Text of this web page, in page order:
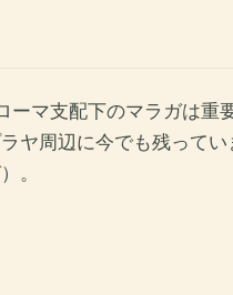
マ支配下のマラガは重
ヤ周辺に今でも残って
）。